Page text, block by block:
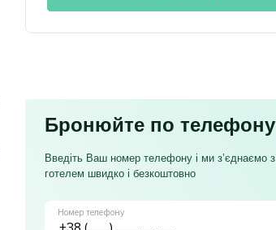
Бронюйте по телефону
Введіть Ваш номер телефону і ми з’єднаємо з
готелем швидко і безкоштовно
Номер телефону